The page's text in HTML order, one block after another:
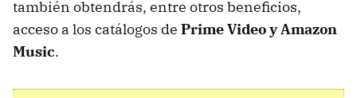
también obtendrás, entre otros beneficios,
acceso a los catálogos de Prime Video y Amazon
Music.